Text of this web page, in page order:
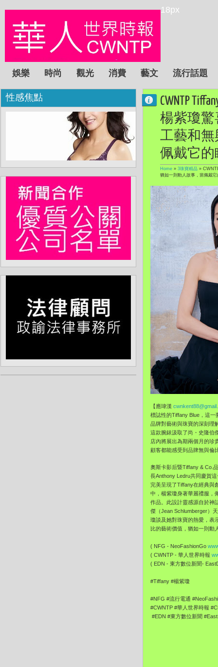
18px
娛樂 時尚 觀光 消費 藝文 流行話題
CWNTP
楊紫瓊驚
工藝和無
佩戴它的
Home » 3珠寶精品 »
猶如一則動人故事，當佩戴
【應瑋漢
標誌性的Tiffany Blue，這
品牌對藝術與珠寶的深刻理
這款腕錶汲取了尚・史隆伯
店內將展出為期兩個月的珍
顧客都能感受到品牌無與倫
奧斯卡影后暨Tiffany & Co.
長Anthony Ledru共同慶賀
完美呈現了Tiffany在經典與
中，楊紫瓊身著華麗禮服，
作品。此設計靈感源自於神
傑（Jean Schlumberger）
瓊談及她對珠寶的熱愛，表
比的藝術價值，猶如一則動
( NFG - NeoFashionGo
( CWNTP - 華人世界時報
( EDN - 東方數位新聞-
#Tiffany #楊紫瓊
#NFG #流行電通
#CWNTP #華人世界時報
#EDN #東方數位新聞
性感焦點